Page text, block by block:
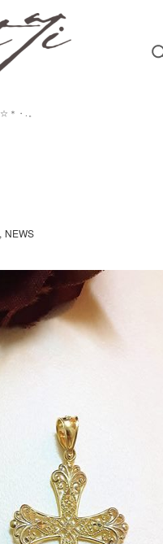
☆＊・.。
NEWS